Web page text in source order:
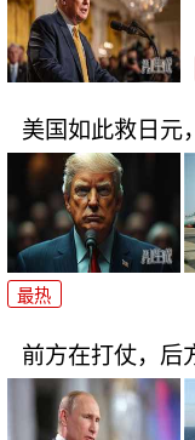
美国如此救日元
最热
前方在打仗，后